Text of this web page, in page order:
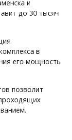
и
до 30 тысяч
в
его мощность
позволит